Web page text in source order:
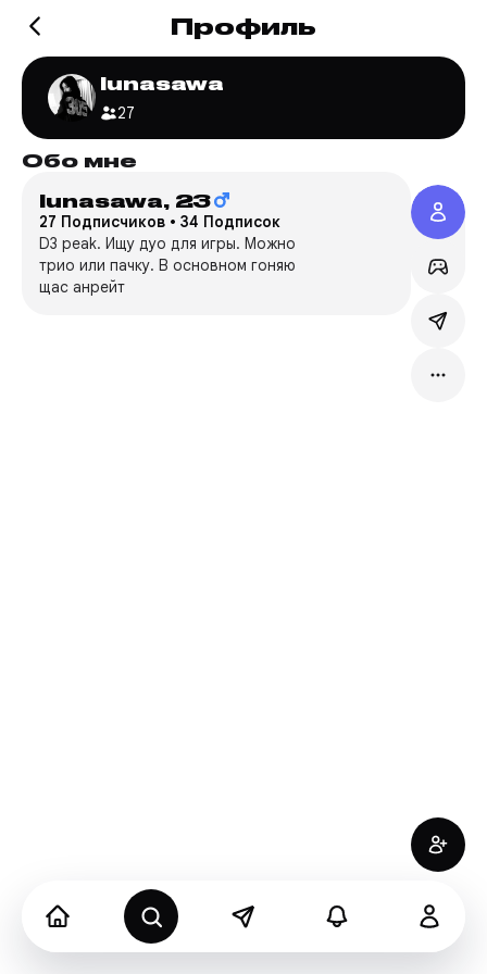
Профиль
lunasawa
27
Обо мне
lunasawa, 23
27 Подписчиков • 34 Подписок
D3 peak. Ищу дуо для игры. Можно
трио или пачку. В основном гоняю
щас анрейт
Мейн: